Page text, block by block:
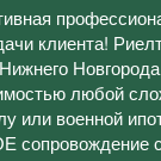
клиента!
любой
или военной